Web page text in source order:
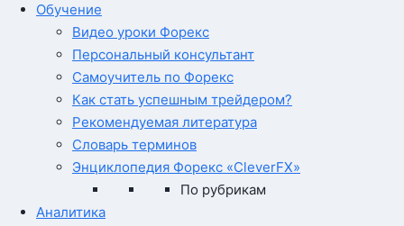
Обучение
Видео уроки Форекс
Персональный консультант
Самоучитель по Форекс
Как стать успешным трейдером?
Рекомендуемая литература
Словарь терминов
Энциклопедия Форекс «CleverFX»
По рубрикам
Аналитика